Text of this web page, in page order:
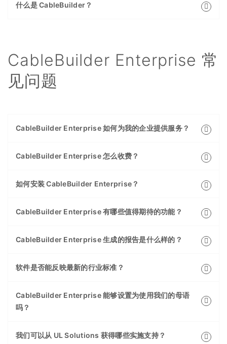
什么是 CableBuilder？
CableBuilder Enterprise 常
见问题
CableBuilder Enterprise 如何为我的企业提供服务？
CableBuilder Enterprise 怎么收费？
如何安装 CableBuilder Enterprise？
CableBuilder Enterprise 有哪些值得期待的功能？
CableBuilder Enterprise 生成的报告是什么样的？
软件是否能反映最新的行业标准？
CableBuilder Enterprise 能够设置为使用我们的母语
吗？
我们可以从 UL Solutions 获得哪些实施支持？